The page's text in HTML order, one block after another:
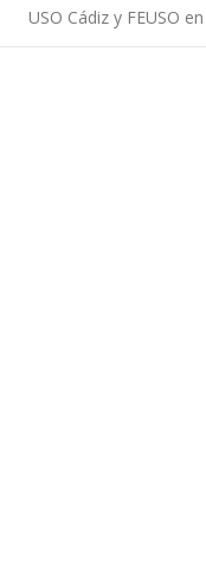
USO Cádiz y FEUSO